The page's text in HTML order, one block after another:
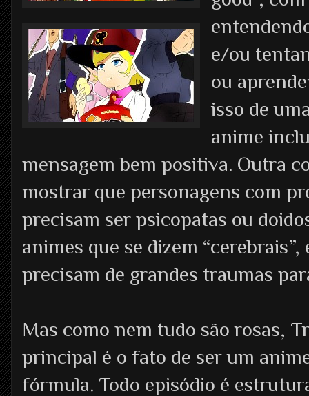
e/ou
ou
isso de
anime
mensagem bem positiva. Outra
mostrar que personagens com
precisam ser psicopatas ou
animes que se dizem
precisam de grandes traumas
Mas como nem tudo são rosas,
principal é o fato de ser um
fórmula. Todo episódio é